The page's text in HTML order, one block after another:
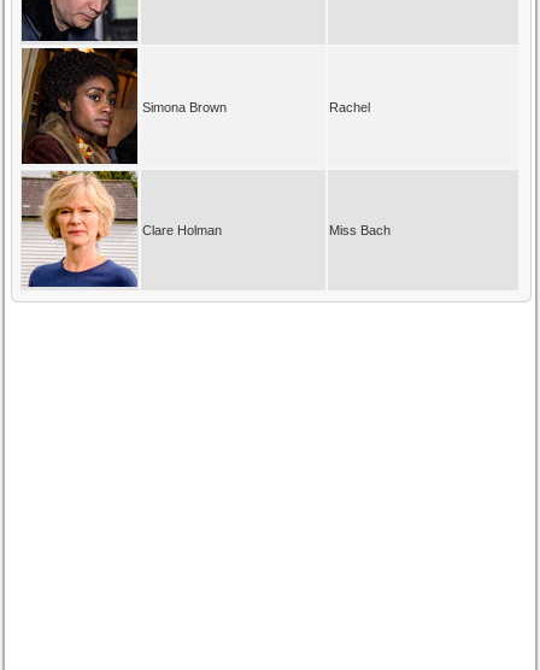
Simona Brown Rachel
Clare Holman Miss Bach